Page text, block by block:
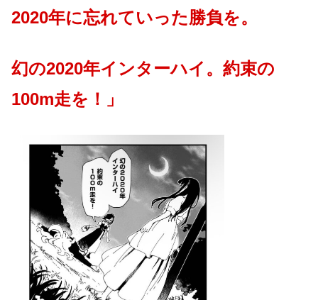
2020年に忘れていった勝負を。
幻の2020年インターハイ。約束の
100m走を！」